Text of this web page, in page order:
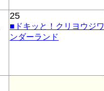
25
■ドキッと！クリヨウジワ
ンダーランド